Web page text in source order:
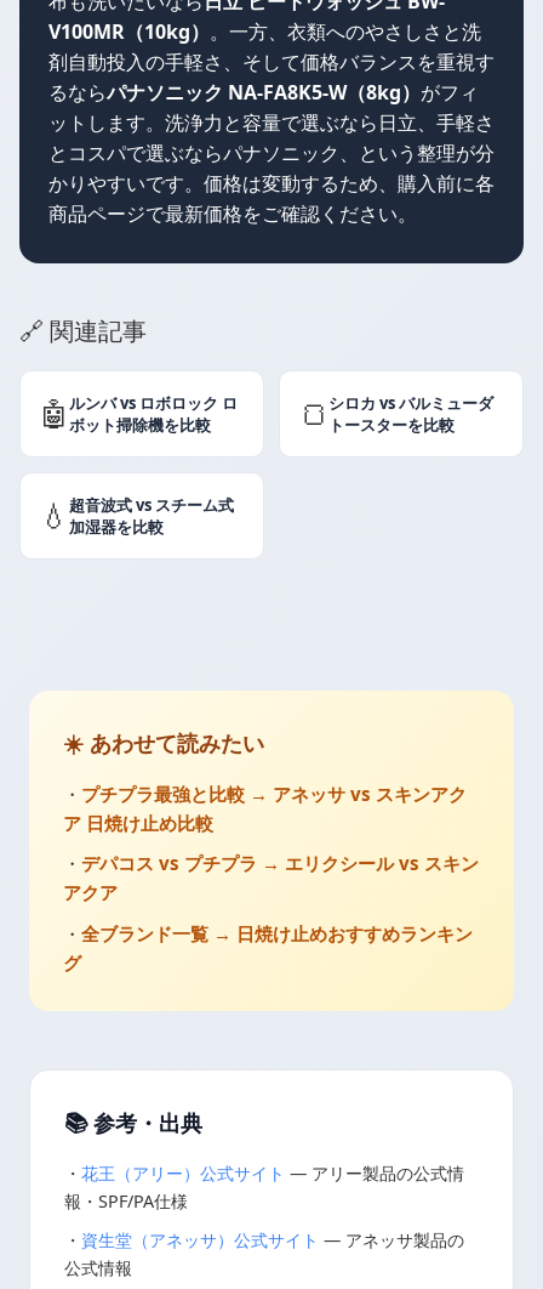
V100MR（10kg） 。一方、衣類へのやさしさと洗
剤自動投入の手軽さ、そして価格バランスを重視す
るならパナソニック NA-FA8K5-W（8kg） がフィ
ットします。洗浄力と容量で選ぶなら日立、手軽さ
とコスパで選ぶならパナソニック、という整理が分
かりやすいです。価格は変動するため、購入前に各
商品ページで最新価格をご確認ください。
🔗 関連記事
🤖 ルンバ vs ロボロック ロ
ボット掃除機を比較
🍞 シロカ vs バルミューダ
トースターを比較
💧 超音波式 vs スチーム式
加湿器を比較
☀️ あわせて読みたい
・ プチプラ最強と比較 → アネッサ vs スキンアク
ア 日焼け止め比較
・ デパコス vs プチプラ → エリクシール vs スキン
アクア
・ 全ブランド一覧 → 日焼け止めおすすめランキン
グ
📚 参考・出典
・ 花王（アリー）公式サイト — アリー製品の公式情
報・SPF/PA仕様
・ 資生堂（アネッサ）公式サイト — アネッサ製品の
公式情報